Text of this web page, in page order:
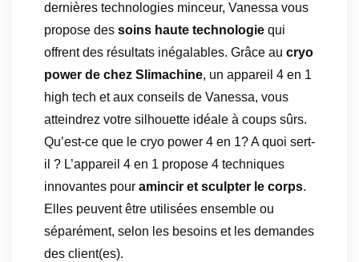
dernières technologies minceur, Vanessa vous
propose des soins haute technologie qui
offrent des résultats inégalables. Grâce au cryo
power de chez Slimachine, un appareil 4 en 1
high tech et aux conseils de Vanessa, vous
atteindrez votre silhouette idéale à coups sûrs.
Qu’est-ce que le cryo power 4 en 1? A quoi sert-
il ? L’appareil 4 en 1 propose 4 techniques
innovantes pour amincir et sculpter le corps.
Elles peuvent être utilisées ensemble ou
séparément, selon les besoins et les demandes
des client(es).